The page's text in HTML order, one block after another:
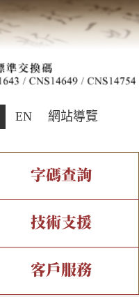
EN 網站導覽
全字庫現況
專有名詞介紹
字碼查詢
部件查詢
注音查詢
技術支援
造字解決方案
客戶服務